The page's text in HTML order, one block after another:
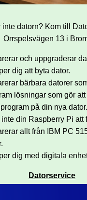
inte datorn? Kom till
Orrspelsvägen 13 i
och uppgraderar
dig att byta dator.
bärbara datorer
lösningar som gör
på din nya dator.
inte din Raspberry Pi att
allt från IBM PC
dig med digitala
Datorservice